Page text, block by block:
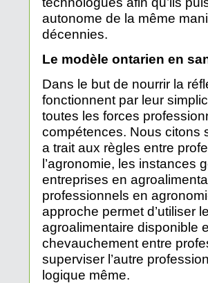
autonome de la même
décennies.
Le modèle ontarien en
Dans le but de nourrir la
fonctionnent par leur
toutes les forces
compétences. Nous citons
a trait aux règles entre
l’agronomie, les instances
entreprises en
professionnels en
approche permet d’utiliser
agroalimentaire disponible
chevauchement entre
superviser l’autre
logique même.